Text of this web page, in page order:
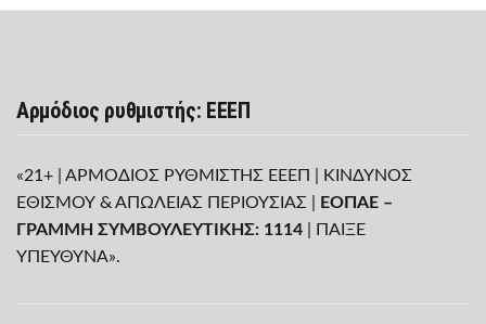
Αρμόδιος ρυθμιστής: ΕΕΕΠ
«21+ | ΑΡΜΟΔΙΟΣ ΡΥΘΜΙΣΤΗΣ ΕΕΕΠ | ΚΙΝΔΥΝΟΣ
ΕΘΙΣΜΟΥ & ΑΠΩΛΕΙΑΣ ΠΕΡΙΟΥΣΙΑΣ |
ΕΟΠΑΕ –
ΓΡΑΜΜΗ ΣΥΜΒΟΥΛΕΥΤΙΚΗΣ: 1114 | ΠΑΙΞΕ
ΥΠΕΥΘΥΝΑ».